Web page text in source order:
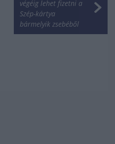
végéig lehet fizetni a
Szép-kártya
bármelyik zsebéből